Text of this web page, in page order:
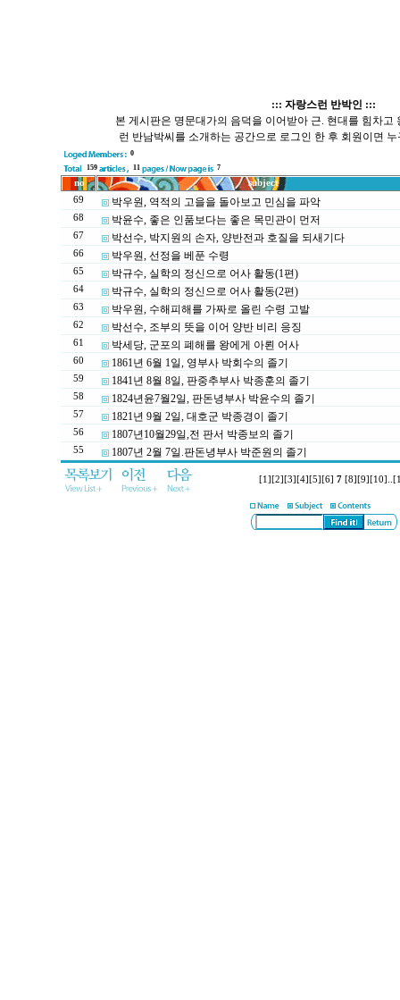
::: 자랑스런 반박인 :::
본 게시판은 명문대가의 음덕을 이어받아 근. 현대를 힘차고
런 반남박씨를 소개하는 공간으로 로그인 한 후 회원이면
0
159
11 7
no
subject
69
박우원, 역적의 고을을 돌아보고 민심을 파악
68 박윤수, 좋은 인품보다는 좋은 목민관이 먼저
67 박선수, 박지원의 손자, 양반전과 호질을 되새기다
66 박우원, 선정을 베푼 수령
65 박규수, 실학의 정신으로 어사 활동(1편)
64 박규수, 실학의 정신으로 어사 활동(2편)
63 박우원, 수해피해를 가짜로 올린 수령 고발
62 박선수, 조부의 뜻을 이어 양반 비리 응징
61 박세당, 군포의 폐해를 왕에게 아뢴 어사
60 1861년 6월 1일, 영부사 박회수의 졸기
59 1841년 8월 8일, 판중추부사 박종훈의 졸기
58 1824년윤7월2일, 판돈녕부사 박윤수의 졸기
57 1821년 9월 2일, 대호군 박종경이 졸기
56 1807년10월29일,전 판서 박종보의 졸기
55 1807년 2월 7일.판돈녕부사 박준원의 졸기
[1] [2] [3] [4] [5] [6] 7 [8] [9] [10]